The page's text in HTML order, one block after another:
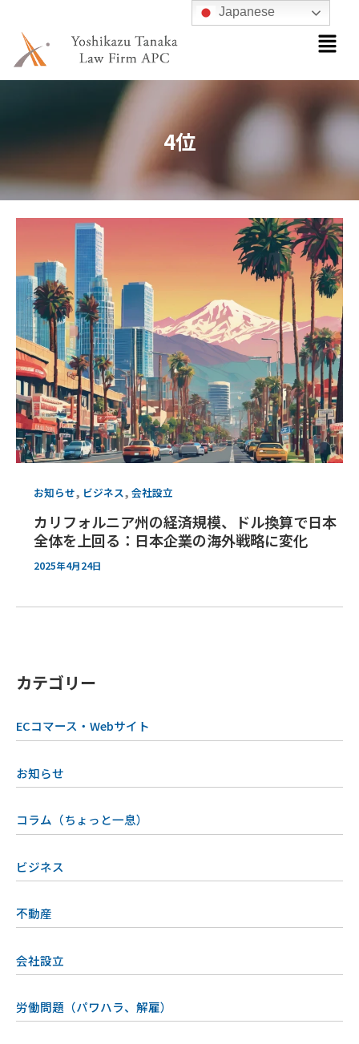
メ
ニ
ー
4位
お知らせ, ビジネス, 会社設立
カリフォルニア州の経済規模、ドル換算で日本
全体を上回る：日本企業の海外戦略に変化
2025年4月24日
カテゴリー
ECコマース・Webサイト
お知らせ
コラム（ちょっと一息）
ビジネス
不動産
会社設立
労働問題（パワハラ、解雇）
Japanese